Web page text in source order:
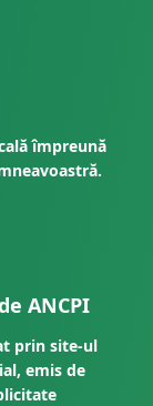
împreună
ANCPI
prin site-ul
emis de